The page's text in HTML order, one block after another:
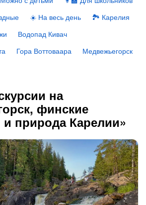
☀️ На весь день
🏞 Карелия
Водопад Кивач
Гора Воттоваара
Медвежьегорск
на
финские
и природа Карелии»